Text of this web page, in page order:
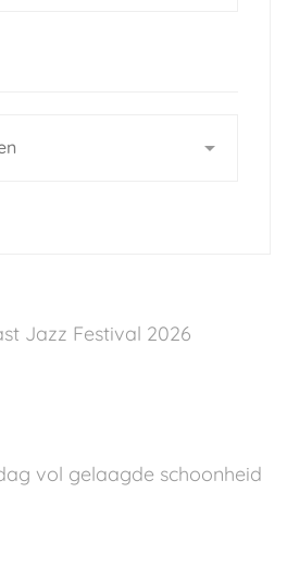
Jazz Festival 2026
vol gelaagde schoonheid